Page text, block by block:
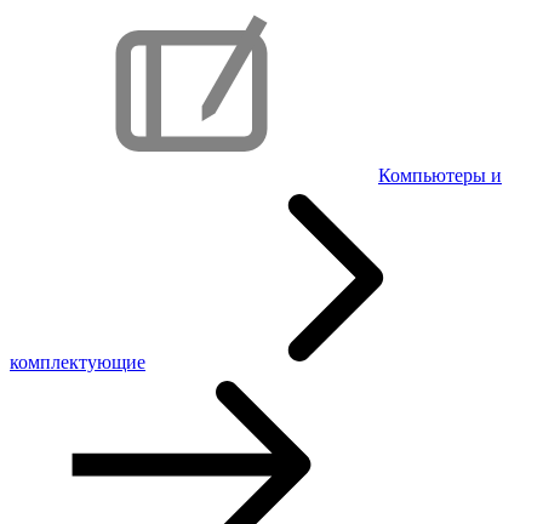
Компьютеры и
комплектующие